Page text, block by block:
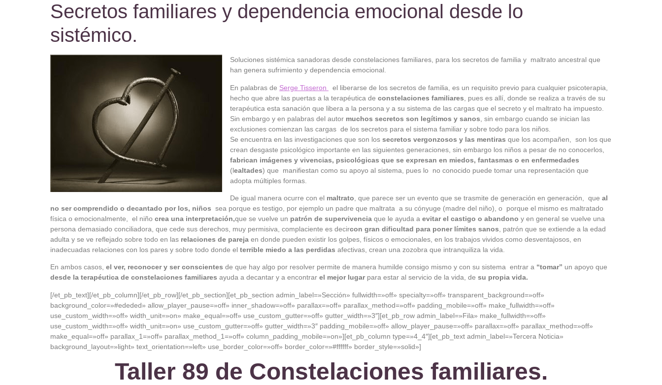
Secretos familiares y dependencia emocional desde lo
sistémico.
Soluciones sistémica sanadoras desde constelaciones familiares, para los secretos de familia y maltrato ancestral que
han genera sufrimiento y dependencia emocional.
En palabras de Serge Tisseron
el liberarse de los secretos de familia, es un requisito previo para cualquier psicoterapia,
hecho que abre las puertas a la terapéutica de constelaciones familiares , pues es allí, donde se realiza a través de su
terapéutica esta sanación que libera a la persona y a su sistema de las cargas que el secreto y el maltrato ha impuesto.
Sin embargo y en palabras del autor muchos secretos son legítimos y sanos , sin embargo cuando se inician las
exclusiones comienzan las cargas de los secretos para el sistema familiar y sobre todo para los niños.
Se encuentra en las investigaciones que son los secretos vergonzosos y las mentiras que los acompañen, son los que
crean desgaste psicológico importante en las siguientes generaciones, sin embargo los niños a pesar de no conocerlos,
fabrican imágenes y vivencias, psicológicas que se expresan en miedos, fantasmas o en enfermedades
(lealtades) que manifiestan como su apoyo al sistema, pues lo no conocido puede tomar una representación que
adopta múltiples formas.
De igual manera ocurre con el maltrato , que parece ser un evento que se trasmite de generación en generación, que al
no ser comprendido o decantado por los, niños sea porque es testigo, por ejemplo un padre que maltrata a su cónyuge (madre del niño), o porque el mismo es maltratado
física o emocionalmente, el niño crea una interpretación,que se vuelve un patrón de supervivencia que le ayuda a evitar el castigo o abandono y en general se vuelve una
persona demasiado conciliadora, que cede sus derechos, muy permisiva, complaciente es decircon gran dificultad para poner límites sanos , patrón que se extiende a la edad
adulta y se ve reflejado sobre todo en las relaciones de pareja en donde pueden existir los golpes, físicos o emocionales, en los trabajos vividos como desventajosos, en
inadecuadas relaciones con los pares y sobre todo donde el terrible miedo a las perdidas afectivas, crean una zozobra que intranquiliza la vida.
En ambos casos, el ver, reconocer y ser conscientes de que hay algo por resolver permite de manera humilde consigo mismo y con su sistema entrar a “tomar” un apoyo que
desde la terapéutica de constelaciones familiares ayuda a decantar y a encontrar el mejor lugarpara estar al servicio de la vida, de su propia vida.
[/et_pb_text][/et_pb_column][/et_pb_row][/et_pb_section][et_pb_section admin_label=»Sección» fullwidth=»off» specialty=»off» transparent_background=»off»
background_color=»#ededed» allow_player_pause=»off» inner_shadow=»off» parallax=»off» parallax_method=»off» padding_mobile=»off» make_fullwidth=»off»
use_custom_width=»off» width_unit=»on» make_equal=»off» use_custom_gutter=»off» gutter_width=»3″][et_pb_row admin_label=»Fila» make_fullwidth=»off»
use_custom_width=»off» width_unit=»on» use_custom_gutter=»off» gutter_width=»3″ padding_mobile=»off» allow_player_pause=»off» parallax=»off» parallax_method=»off»
make_equal=»off» parallax_1=»off» parallax_method_1=»off» column_padding_mobile=»on»][et_pb_column type=»4_4″][et_pb_text admin_label=»Tercera Noticia»
background_layout=»light» text_orientation=»left» use_border_color=»off» border_color=»#ffffff» border_style=»solid»]
Taller 89 de Constelaciones familiares.